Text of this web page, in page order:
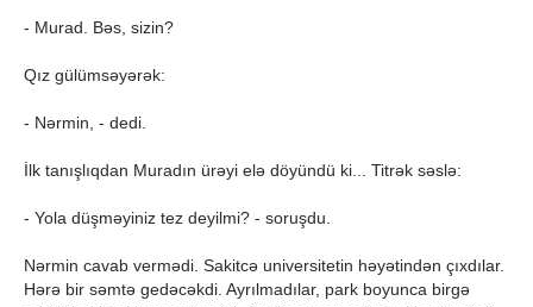
- Murad. Bəs, sizin?
Qız gülümsəyərək:
- Nərmin, - dedi.
İlk tanışlıqdan Muradın ürəyi elə döyündü ki... Titrək səslə:
- Yola düşməyiniz tez deyilmi? - soruşdu.
Nərmin cavab vermədi. Sakitcə universitetin həyətindən çıxdılar.
Hərə bir səmtə gedəcəkdi. Ayrılmadılar, park boyunca birgə